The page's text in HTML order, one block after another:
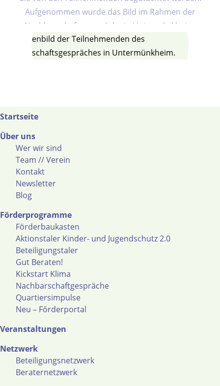
Startseite
Über uns
Wer wir sind
Team // Verein
Kontakt
Newsletter
Blog
Förderprogramme
Förderbaukasten
Aktionstaler Kinder- und Jugendschutz 2.0
Beteiligungstaler
Gut Beraten!
Kickstart Klima
Nachbarschaftgespräche
Quartiersimpulse
Neu – Förderportal
Veranstaltungen
Netzwerk
Beteiligungsnetzwerk
Beraternetzwerk